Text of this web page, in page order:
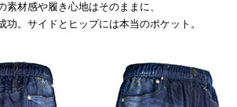
材感や履き心地はそのままに、
。サイドとヒップには本当のポケット。